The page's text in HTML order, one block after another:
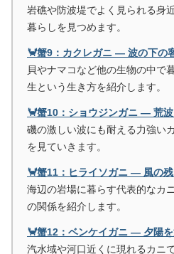
岩礁や防波堤でよく見られる身
暮らしを見つめます。
🦀蟹9：カクレガニ ― 波の下の
貝やナマコなど他の生物の中で
生という生き方を紹介します。
🦀蟹10：ショウジンガニ ― 荒
磯の激しい波にも耐える力強い
を見ていきます。
🦀蟹11：ヒライソガニ ― 風の
海辺の岩場に暮らす代表的なカ
の関係を紹介します。
🦀蟹12：ベンケイガニ ― 夕陽
汽水域や河口近くに現れるカニ